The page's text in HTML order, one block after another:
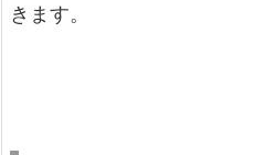
きます。